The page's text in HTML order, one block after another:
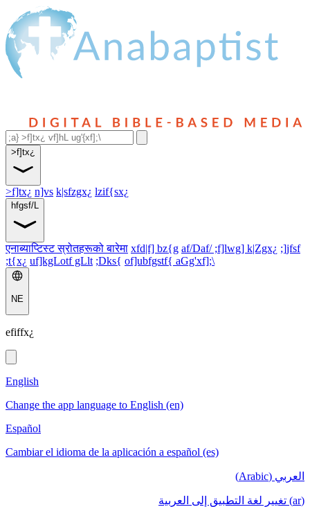
>f]tx¿
>f]tx¿ n]vs k|sfzgx¿ lzif{sx¿
hfgsf/L
एनाब्याप्टिस्ट स्रोतहरूको बारेमा xfd|f] bz{g af/Daf/ ;f]lwg] k|Zgx¿ ;]jfsf
;t{x¿ uf]kgLotf gLlt ;Dks{ of]ubfgstf{ aGg'xf];\
NE
efiffx¿
English
Change the app language to English (en)
Español
Cambiar el idioma de la aplicación a español (es)
العربي (Arabic)
(ar) تغيير لغة التطبيق إلى العربية